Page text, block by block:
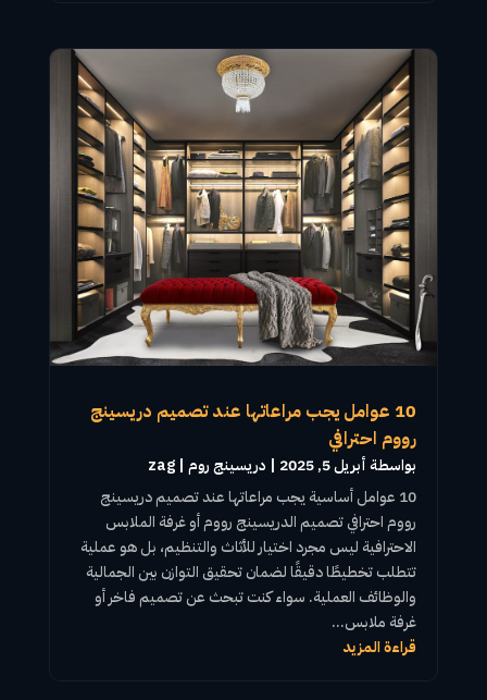
10 عوامل يجب مراعاتها عند تصميم دريسينج
رووم احترافي
بواسطة ‪ zag أبريل 5, 2025 | دريسينج روم
10 عوامل أساسية يجب مراعاتها عند تصميم
دريسينج
رووماحترافيتصميم الدريسينج روومأوغرفة الملابس
الاحترافية ليس مجرد اختيار للأثاث والتنظيم، بل هو عملية
تتطلب تخطيطًا دقيقًا لضمان تحقيق التوازن بين الجمالية
والوظائف العملية. سواء كنت تبحث عن تصميم فاخر أو
غرفة ملابس...
قراءة المزيد